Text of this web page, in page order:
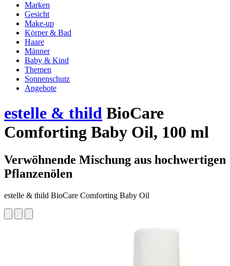
Marken
Gesicht
Make-up
Körper & Bad
Haare
Männer
Baby & Kind
Themen
Sonnenschutz
Angebote
estelle & thild BioCare
Comforting Baby Oil, 100 ml
Verwöhnende Mischung aus hochwertigen
Pflanzenölen
estelle & thild BioCare Comforting Baby Oil